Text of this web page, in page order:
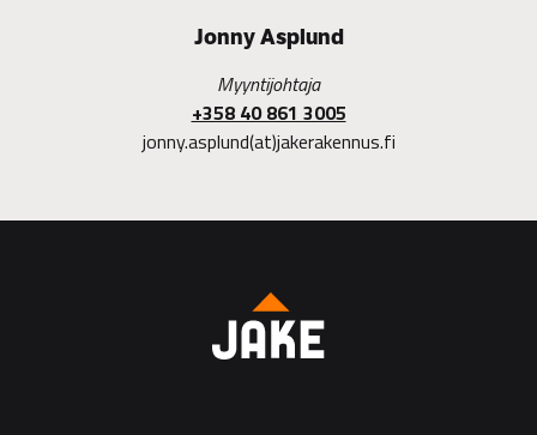
Jonny Asplund
Myyntijohtaja
+358 40 861 3005
jonny.asplund(at)jakerakennus.fi